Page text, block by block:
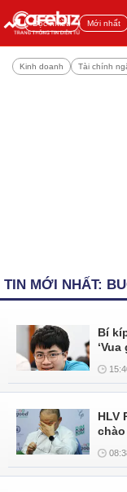
Đọc nhiều Mới nhất
Kinh doanh Tài chính
TIN MỚI NHẤT:
Bí
HLV